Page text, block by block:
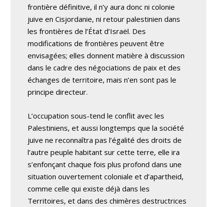
frontière définitive, il n’y aura donc ni colonie
juive en Cisjordanie, ni retour palestinien dans
les frontières de l’État d’Israël. Des
modifications de frontières peuvent être
envisagées; elles donnent matière à discussion
dans le cadre des négociations de paix et des
échanges de territoire, mais n’en sont pas le
principe directeur.
L’occupation sous-tend le conflit avec les
Palestiniens, et aussi longtemps que la société
juive ne reconnaîtra pas l’égalité des droits de
l’autre peuple habitant sur cette terre, elle ira
s’enfonçant chaque fois plus profond dans une
situation ouvertement coloniale et d’apartheid,
comme celle qui existe déjà dans les
Territoires, et dans des chimères destructrices